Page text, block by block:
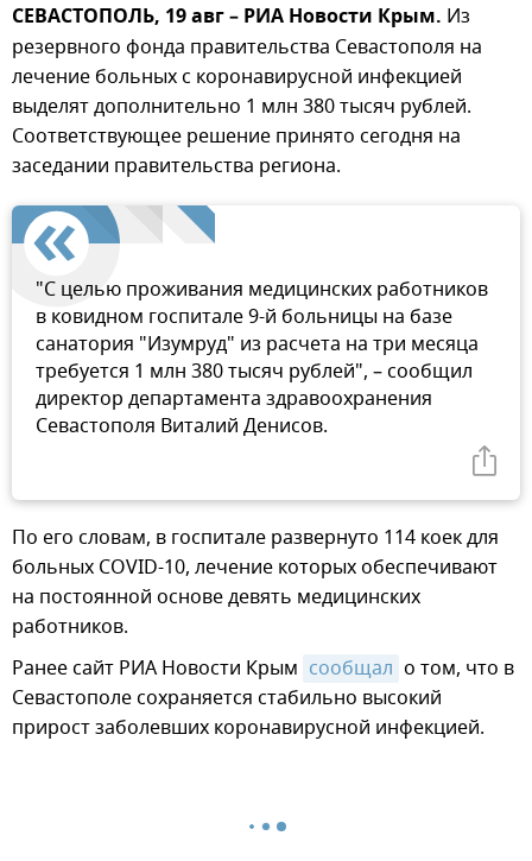
СЕВАСТОПОЛЬ, 19 авг – РИА Новости Крым. Из
резервного фонда правительства Севастополя на
лечение больных с коронавирусной инфекцией
выделят дополнительно 1 млн 380 тысяч рублей.
Соответствующее решение принято сегодня на
заседании правительства региона.
"С целью проживания медицинских работников
в ковидном госпитале 9-й больницы на базе
санатория "Изумруд" из расчета на три месяца
требуется 1 млн 380 тысяч рублей", – сообщил
директор департамента здравоохранения
Севастополя Виталий Денисов.
По его словам, в госпитале развернуто 114 коек для
больных COVID-10, лечение которых обеспечивают
на постоянной основе девять медицинских
работников.
Ранее сайт РИА Новости Крым сообщал о том, что в
Севастополе сохраняется стабильно высокий
прирост заболевших коронавирусной инфекцией.